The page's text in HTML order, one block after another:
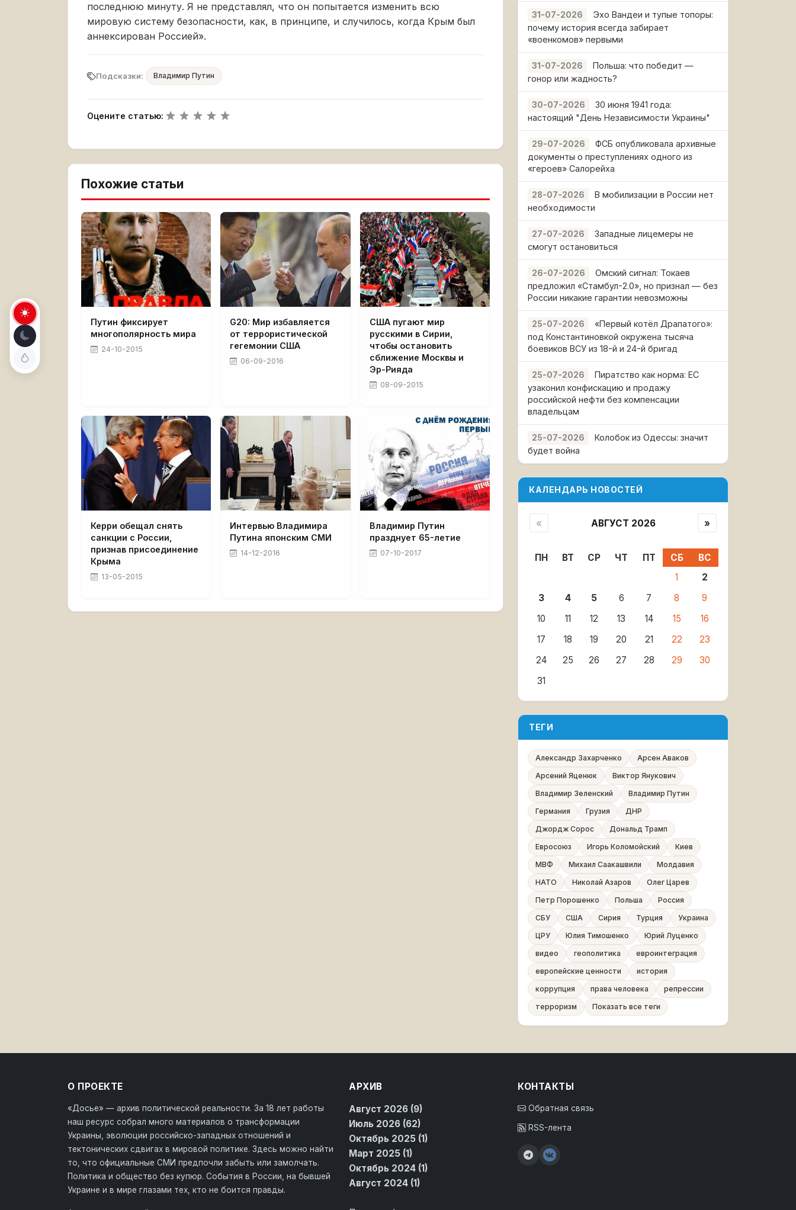
последнюю минуту. Я не представлял, что он попытается изменить всю
мировую систему безопасности, как, в принципе, и случилось, когда Крым был
аннексирован Россией».
Подсказки: Владимир Путин
Оцените статью:
Похожие статьи
Путин фиксирует
многополярность мира
24-10-2015
G20: Мир избавляется
от террористической
гегемонии США
06-09-2016
США пугают мир
русскими в Сирии,
чтобы остановить
сближение Москвы и
Эр-Рияда
08-09-2015
Керри обещал снять
санкции с России,
признав присоединение
Крыма
13-05-2015
Интервью Владимира
Путина японским СМИ
14-12-2016
Владимир Путин
празднует 65-летие
07-10-2017
31-07-2026
Эхо Вандеи и тупые топоры:
почему история всегда забирает
«военкомов» первыми
31-07-2026
Польша: что победит —
гонор или жадность?
30-07-2026
30 июня 1941 года:
настоящий "День Независимости Украины"
29-07-2026
ФСБ опубликовала архивные
документы о преступлениях одного из
«героев» Салорейха
28-07-2026
В мобилизации в России нет
необходимости
27-07-2026
Западные лицемеры не
смогут остановиться
26-07-2026
Омский сигнал: Токаев
предложил «Стамбул-2.0», но признал — без
России никакие гарантии невозможны
25-07-2026
«Первый котёл Драпатого»:
под Константиновкой окружена тысяча
боевиков ВСУ из 18-й и 24-й бригад
25-07-2026
Пиратство как норма: ЕС
узаконил конфискацию и продажу
российской нефти без компенсации
владельцам
25-07-2026
Колобок из Одессы: значит
будет война
КАЛЕНДАРЬ НОВОСТЕЙ
« АВГУСТ 2026 »
ПН ВТ СР ЧТ ПТ СБ
ВС
1
2
3
4 5 6 7 8
9
10
11 12 13 14 15
16
17
18 19 20 21 22
23
24
25 26 27 28 29
30
31
ТЕГИ
Александр Захарченко
Арсен Аваков
Арсений Яценюк
Виктор Янукович
Владимир Зеленский
Владимир Путин
Германия
Грузия
ДНР
Джордж Сорос
Дональд Трамп
Евросоюз
Игорь Коломойский
Киев
МВФ
Михаил Саакашвили
Молдавия
НАТО
Николай Азаров
Олег Царев
Петр Порошенко
Польша
Россия
СБУ
США Сирия Турция
Украина
ЦРУ
Юлия Тимошенко
Юрий Луценко
видео
геополитика
евроинтеграция
европейские ценности
история
коррупция
права человека
репрессии
терроризм
Показать все теги
О ПРОЕКТЕ
«Досье» — архив политической реальности. За 18 лет работы
наш ресурс собрал много материалов о трансформации
Украины, эволюции российско-западных отношений и
тектонических сдвигах в мировой политике. Здесь можно найти
то, что официальные СМИ предпочли забыть или замолчать.
Политика и общество без купюр. События в России, на бывшей
Украине и в мире глазами тех, кто не боится правды.
АРХИВ
Август 2026 (9)
Июль 2026 (62)
Октябрь 2025 (1)
Март 2025 (1)
Октябрь 2024 (1)
Август 2024 (1)
КОНТАКТЫ
Обратная связь
RSS-лента